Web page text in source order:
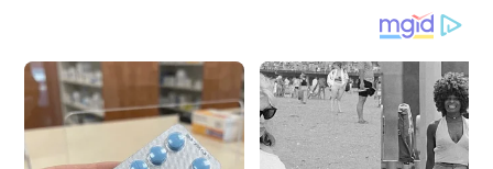
แบบ ทั้งทริปชมดอกไม้ กิจกรรมส่องนกตามธรรมชาติ และ
กิจกรรมเข้าสวนเก็บผลไม้ในพื้นที่ชนบท เพื่อเชิญชวนให้
ทั้งคนในพื้นที่และนักท่องเที่ยวได้ออกมาสัมผัสความโร
แมนติกของเฉิ่นหยาง ในช่วงเวลาที่เมืองทั้งเมืองสะพรั่งไป
ด้วยดอกไม้และมีฝูงนกอพยพมาแต่งแต้มสีสันให้ท้องฟ้า
อย่างน่าอัศจรรย์